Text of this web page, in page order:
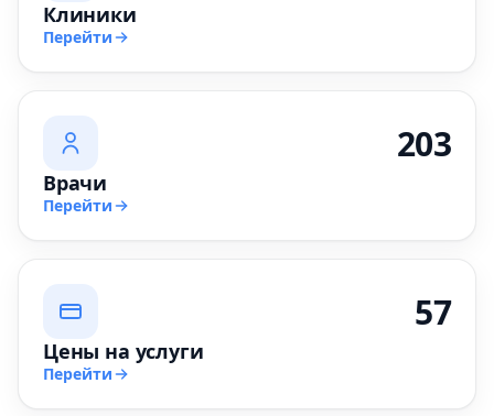
Клиники
Перейти
203
Врачи
Перейти
57
Цены на услуги
Перейти